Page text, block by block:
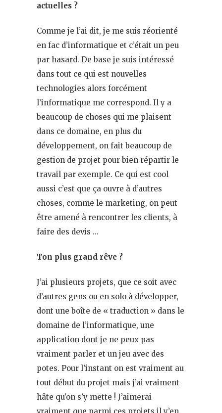
actuelles ?
Comme je l’ai dit, je me suis réorienté
en fac d’informatique et c’était un peu
par hasard. De base je suis intéressé
dans tout ce qui est nouvelles
technologies alors forcément
l’informatique me correspond. Il y a
beaucoup de choses qui me plaisent
dans ce domaine, en plus du
développement, on fait beaucoup de
gestion de projet pour bien répartir le
travail par exemple. Ce qui est cool
aussi c’est que ça ouvre à d’autres
choses, comme le marketing, on peut
être amené à rencontrer les clients, à
faire des devis …
Ton plus grand rêve ?
J’ai plusieurs projets, que ce soit avec
d’autres gens ou en solo à développer,
dont une boîte de « traduction » dans le
domaine de l’informatique, une
application dont je ne peux pas
vraiment parler et un jeu avec des
potes. Pour l’instant on est vraiment au
tout début du projet mais j’ai vraiment
hâte qu’on s’y mette ! J’aimerai
vraiment que parmi ces projets il y’en